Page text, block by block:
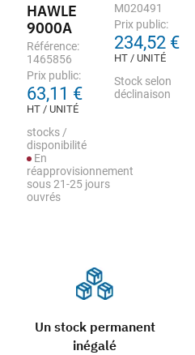
Un stock permanent
inégalé
HAWLE
9000A
Référence:
1465856
Prix public:
63,11 €
HT / UNITÉ
stocks /
disponibilité
En
réapprovisionnement
sous 21-25 jours
ouvrés
M020491
Prix public:
234,52 €
HT / UNITÉ
Stock selon
déclinaison